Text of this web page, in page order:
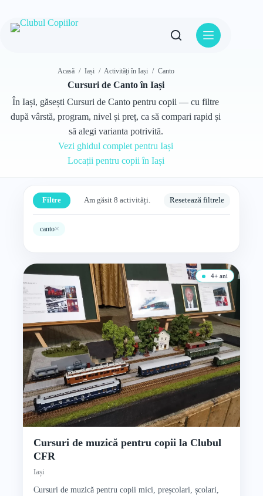
conținut
Acasă / Iași / Activități în Iași / Canto
Cursuri de Canto în Iași
În Iași, găsești Cursuri de Canto pentru copii — cu filtre
după vârstă, program, nivel și preț, ca să compari rapid și
să alegi varianta potrivită.
Vezi ghidul complet pentru Iași
Locații pentru copii în Iași
Filtre Am găsit 8 activități. Resetează filtrele
canto×
4+ ani
Cursuri de muzică pentru copii la Clubul
CFR
Iași
Cursuri de muzică pentru copii mici, preșcolari, școlari,